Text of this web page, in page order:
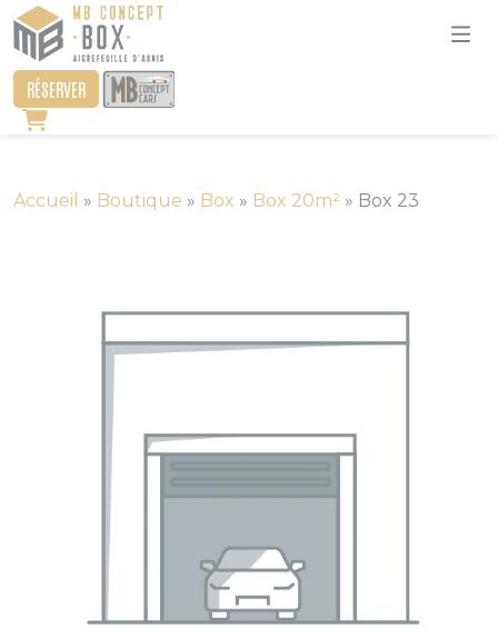
RÉSERVER
Accueil » Boutique » Box » Box 20m² » Box 23